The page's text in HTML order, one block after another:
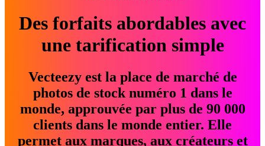
Des forfaits abordables avec
une tarification simple
Vecteezy est la place de marché de
photos de stock numéro 1 dans le
monde, approuvée par plus de 90 000
clients dans le monde entier. Elle
permet aux marques, aux créateurs et